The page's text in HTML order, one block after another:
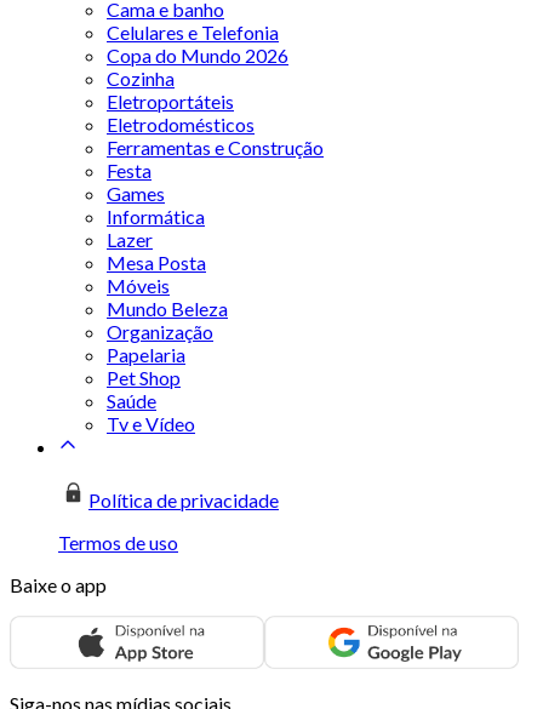
Cama e banho
Celulares e Telefonia
Copa do Mundo 2026
Cozinha
Eletroportáteis
Eletrodomésticos
Ferramentas e Construção
Festa
Games
Informática
Lazer
Mesa Posta
Móveis
Mundo Beleza
Organização
Papelaria
Pet Shop
Saúde
Tv e Vídeo
Política de privacidade
Termos de uso
Baixe o app
Siga-nos nas mídias sociais